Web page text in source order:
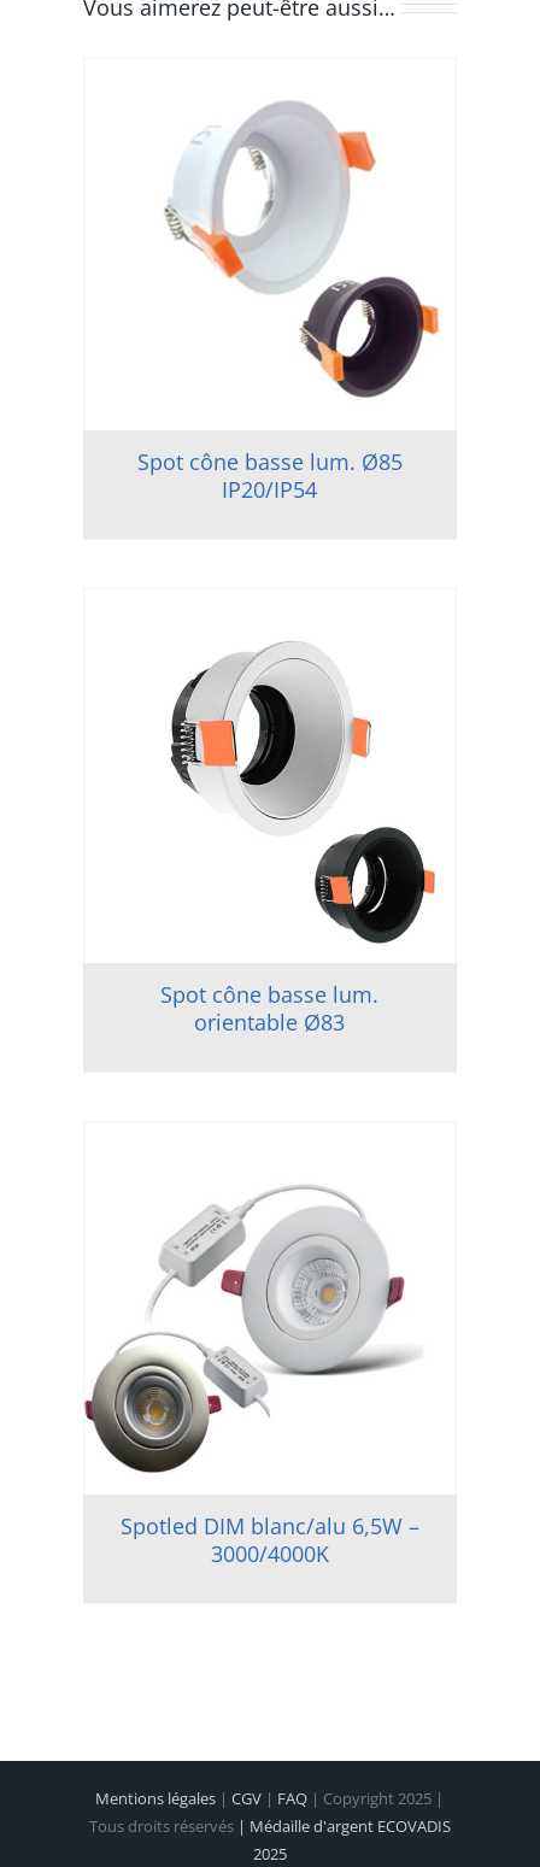
Vous aimerez peut-être aussi…
Spot cône basse lum. Ø85
IP20/IP54
Spot cône basse lum.
orientable Ø83
Spotled DIM blanc/alu 6,5W –
3000/4000K
Mentions légales |CGV | FAQ | Copyright 2025 |
Tous droits réservés | Médaille d'argent ECOVADIS
2025